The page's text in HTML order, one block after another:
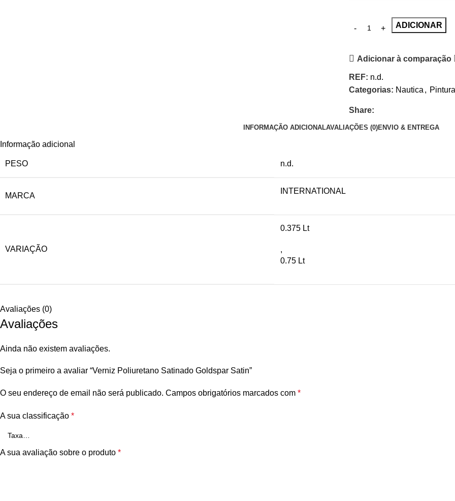
ADICIONAR
Adicionar à comparação
REF: n.d.
Categorias: Nautica , Pintura
Share:
INFORMAÇÃO ADICIONALAVALIAÇÕES (0)ENVIO & ENTREGA
Informação adicional
PESO n.d.
MARCA
INTERNATIONAL
VARIAÇÃO
0.375 Lt
,
0.75 Lt
Avaliações (0)
Avaliações
Ainda não existem avaliações.
Seja o primeiro a avaliar “Verniz Poliuretano Satinado Goldspar Satin”
O seu endereço de email não será publicado. Campos obrigatórios marcados com *
A sua classificação *
A sua avaliação sobre o produto *